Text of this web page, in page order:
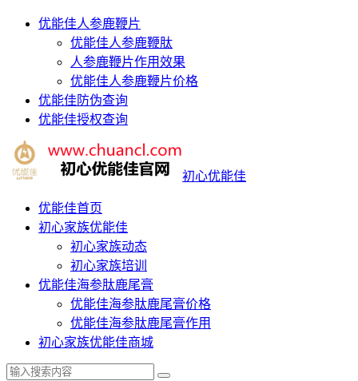
优能佳人参鹿鞭片
优能佳人参鹿鞭肽
人参鹿鞭片作用效果
优能佳人参鹿鞭片价格
优能佳防伪查询
优能佳授权查询
初心优能佳
优能佳首页
初心家族优能佳
初心家族动态
初心家族培训
优能佳海参肽鹿尾膏
优能佳海参肽鹿尾膏价格
优能佳海参肽鹿尾膏作用
初心家族优能佳商城